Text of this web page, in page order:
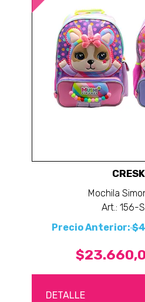
Mochila
Art.: 156-
Precio Anterior:
DETALLE